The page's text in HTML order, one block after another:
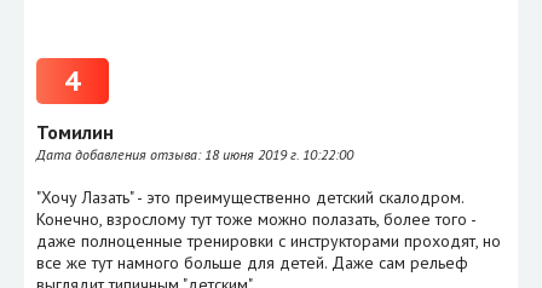
Томилин
Дата добавления отзыва:18 июня 2019 г. 10:22:00
4
"Хочу Лазать" - это преимущественно детский скалодром.
Конечно, взрослому тут тоже можно полазать, более того -
даже полноценные тренировки с инструкторами проходят, но
все же тут намного больше для детей. Даже сам рельеф